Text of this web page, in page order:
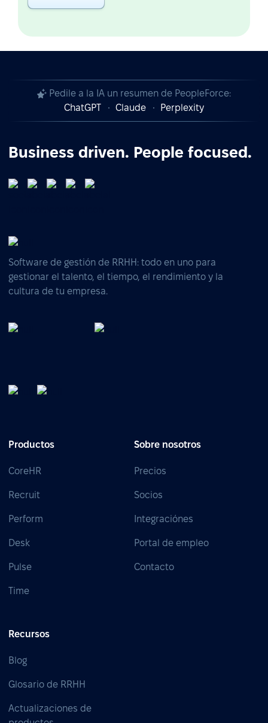
Pedile a la IA un resumen de PeopleForce:
ChatGPT
Claude Perplexity
Business driven. People focused.
Software de gestión de RRHH: todo en uno para
gestionar el talento, el tiempo, el rendimiento y la
cultura de tu empresa.
Productos
CoreHR
Recruit
Perform
Desk
Pulse
Time
Sobre nosotros
Precios
Socios
Integraciónes
Portal de empleo
Contacto
Recursos
Blog
Glosario de RRHH
Actualizaciones de